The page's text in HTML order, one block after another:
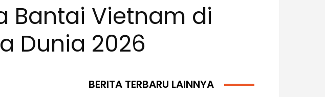
Bantai Vietnam di
Dunia 2026
BERITA TERBARU LAINNYA